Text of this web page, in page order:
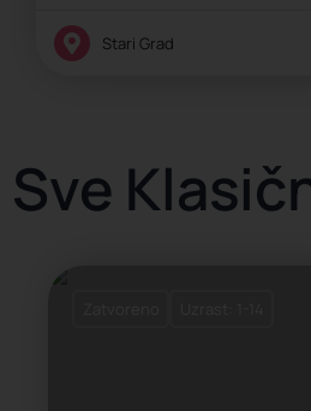
Stari Grad
Sve